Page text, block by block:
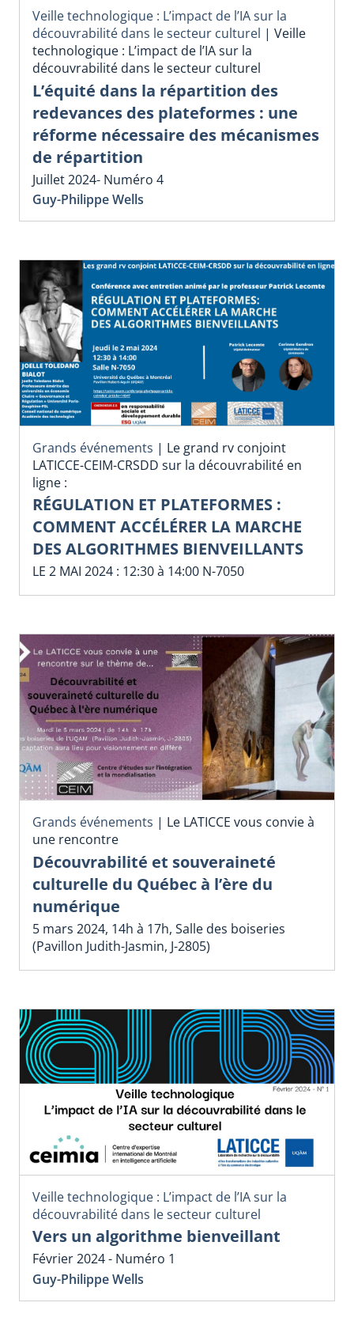
Veille technologique : L’impact de l’IA sur la
découvrabilité dans le secteur culturel | Veille
technologique : L’impact de l’IA sur la
découvrabilité dans le secteur culturel
L’équité dans la répartition des
redevances des plateformes : une
réforme nécessaire des mécanismes
de répartition
Juillet 2024- Numéro 4
Guy-Philippe Wells
Grands événements | Le grand rv conjoint
LATICCE-CEIM-CRSDD sur la découvrabilité en
ligne :
RÉGULATION ET PLATEFORMES :
COMMENT ACCÉLÉRER LA MARCHE
DES ALGORITHMES BIENVEILLANTS
LE 2 MAI 2024 : 12:30 à 14:00 N-7050
Grands événements | Le LATICCE vous convie à
une rencontre
Découvrabilité et souveraineté
culturelle du Québec à l’ère du
numérique
5 mars 2024, 14h à 17h, Salle des boiseries
(Pavillon Judith-Jasmin, J-2805)
Veille technologique : L’impact de l’IA sur la
découvrabilité dans le secteur culturel
Vers un algorithme bienveillant
Février 2024 - Numéro 1
Guy-Philippe Wells